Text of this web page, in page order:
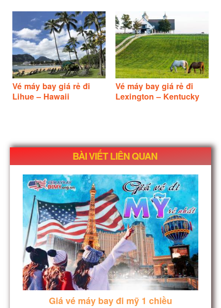
Vé máy bay giá rẻ đi
Lihue – Hawaii
Vé máy bay giá rẻ đi
Lexington – Kentucky
BÀI VIẾT LIÊN QUAN
Giá vé máy bay đi mỹ 1 chiều